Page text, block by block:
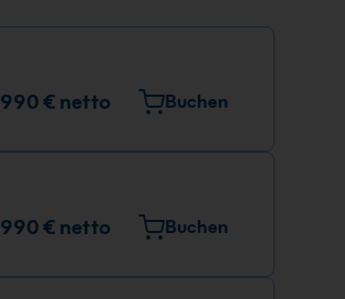
990 € netto Buchen
990 € netto Buchen